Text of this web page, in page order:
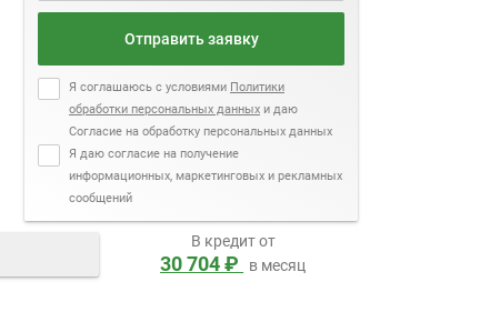
Отправить заявку
Я соглашаюсь с условиями Политики
обработки персональных данных и даю
Согласие на обработку персональных данных
Я даю согласие на получение
информационных, маркетинговых и рекламных
сообщений
В кредит от
30 704 ₽ в месяц